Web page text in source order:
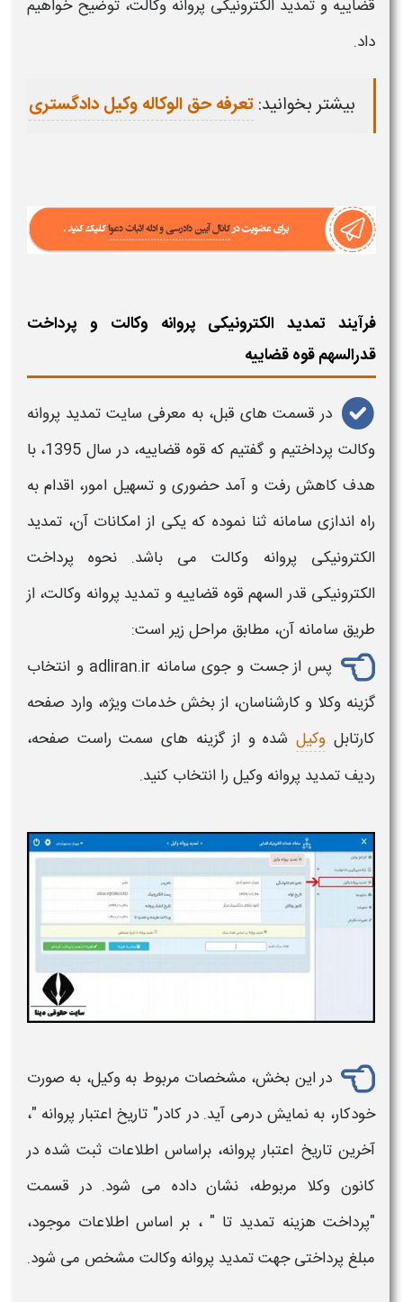
قضاییه و تمدید الکترونیکی پروانه وکالت، توضیح خواهیم
داد.
بیشتر بخوانید:تعرفه حق الوکاله وکیل دادگستری
فرآیند تمدید الکترونیکی پروانه وکالت و پرداخت
قدرالسهم قوه قضاییه
در قسمت های قبل، به معرفی سایت تمدید پروانه
وکالت
پرداختیم و گفتیم که قوه قضاییه، در سال 1395، با
هدف کاهش رفت و آمد حضوری و تسهیل امور، اقدام به
راه اندازی سامانه ثنا نموده که یکی از امکانات آن، تمدید
الکترونیکی پروانه وکالت می باشد. نحوه پرداخت
الکترونیکی قدر السهم قوه قضاییه و تمدید پروانه وکالت، از
طریق سامانه آن، مطابق مراحل زیر است:
پس از جست و جوی سامانه adliran.ir و انتخاب
گزینه وکلا و کارشناسان، از بخش خدمات ویژه، وارد صفحه
کارتابل وکیل شده و از گزینه های سمت راست صفحه،
ردیفتمدید پروانه وکیل را انتخاب کنید.
در این بخش، مشخصات مربوط به وکیل، به صورت
خودکار، به نمایش درمی آید. در کادر" تاریخ اعتبارپروانه "،
آخرین تاریخ اعتبارپروانه، براساس اطلاعات ثبت شده در
کانون وکلا مربوطه، نشان داده می شود. در قسمت
"پرداخت هزینه تمدید تا " ، بر اساس اطلاعات موجود،
مبلغ پرداختی جهتتمدید پروانه وکالت مشخص می شود.